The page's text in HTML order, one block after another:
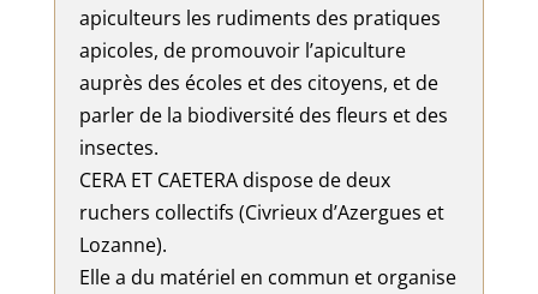
apiculteurs les rudiments des pratiques
apicoles, de promouvoir l’apiculture
auprès des écoles et des citoyens, et de
parler de la biodiversité des fleurs et des
insectes.
CERA ET CAETERA dispose de deux
ruchers collectifs (Civrieux d’Azergues et
Lozanne).
Elle a du matériel en commun et organise